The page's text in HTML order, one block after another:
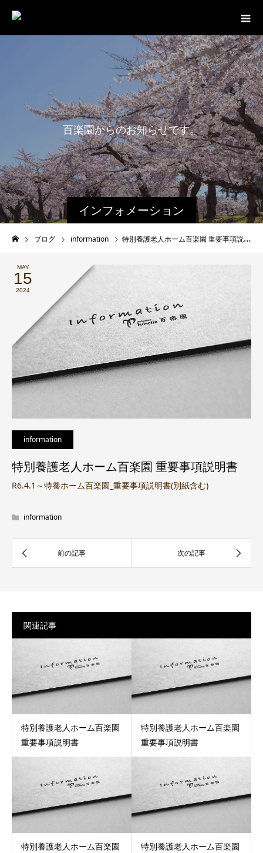
インフォメーション
百楽園からのお知らせです。
最
ブログ information 特別養護老人ホーム百楽園 重要事項説明書
MAY
15
2024
information
特別養護老人ホーム百楽園 重要事項説明書
R6.4.1～特養ホーム百楽園_重要事項説明書(別紙含む)
information
関連記事
特別養護老人ホーム百楽園
重要事項説明書
特別養護老人ホーム百楽園
重要事項説明書
特別養護老人ホーム百楽園
特別養護老人ホーム百楽園